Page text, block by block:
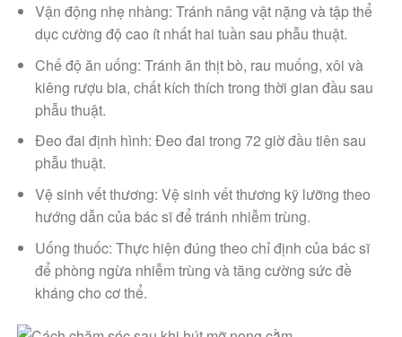
Vận động nhẹ nhàng: Tránh nâng vật nặng và tập thể
dục cường độ cao ít nhất hai tuần sau phẫu thuật.
Chế độ ăn uống: Tránh ăn thịt bò, rau muống, xôi và
kiêng rượu bia, chất kích thích trong thời gian đầu sau
phẫu thuật.
Đeo đai định hình: Đeo đai trong 72 giờ đầu tiên sau
phẫu thuật.
Vệ sinh vết thương: Vệ sinh vết thương kỹ lưỡng theo
hướng dẫn của bác sĩ để tránh nhiễm trùng.
Uống thuốc: Thực hiện đúng theo chỉ định của bác sĩ
để phòng ngừa nhiễm trùng và tăng cường sức đề
kháng cho cơ thể.